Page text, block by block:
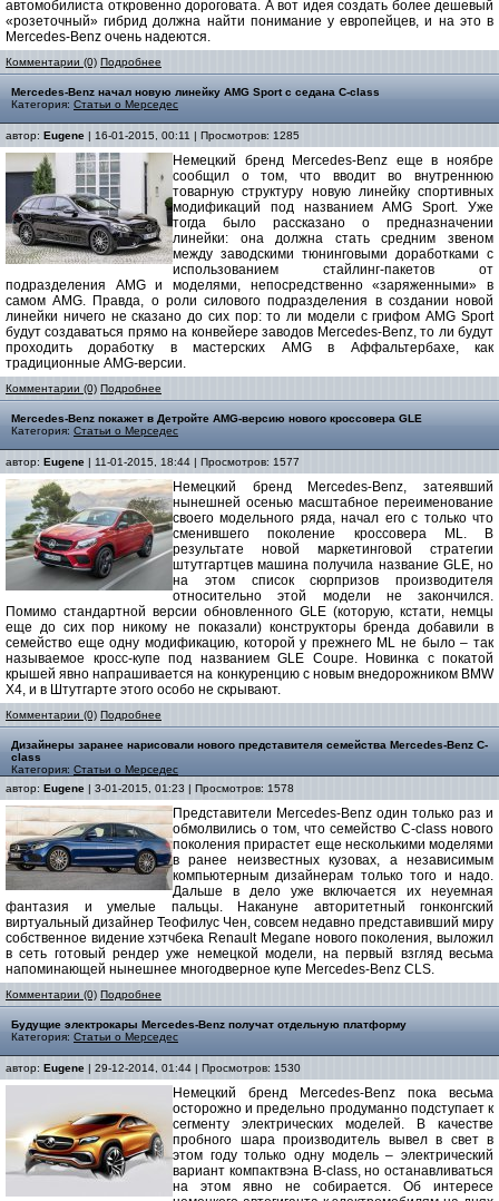
автомобилиста откровенно дороговата. А вот идея создать более дешевый
«розеточный» гибрид должна найти понимание у европейцев, и на это в
Mercedes-Benz очень надеются.
Комментарии (0) Подробнее
Mercedes-Benz начал новую линейку AMG Sport с седана C-class
Категория: Статьи о Мерседес
автор: Eugene | 16-01-2015, 00:11 | Просмотров: 1285
Немецкий бренд Mercedes-Benz еще в ноябре
сообщил о том, что вводит во внутреннюю
товарную структуру новую линейку спортивных
модификаций под названием AMG Sport. Уже
тогда было рассказано о предназначении
линейки: она должна стать средним звеном
между заводскими тюнинговыми доработками с
использованием стайлинг-пакетов от
подразделения AMG и моделями, непосредственно «заряженными» в
самом AMG. Правда, о роли силового подразделения в создании новой
линейки ничего не сказано до сих пор: то ли модели с грифом AMG Sport
будут создаваться прямо на конвейере заводов Mercedes-Benz, то ли будут
проходить доработку в мастерских AMG в Аффальтербахе, как
традиционные AMG-версии.
Комментарии (0) Подробнее
Mercedes-Benz покажет в Детройте AMG-версию нового кроссовера GLE
Категория: Статьи о Мерседес
автор: Eugene | 11-01-2015, 18:44 | Просмотров: 1577
Немецкий бренд Mercedes-Benz, затеявший
нынешней осенью масштабное переименование
своего модельного ряда, начал его с только что
сменившего поколение кроссовера ML. В
результате новой маркетинговой стратегии
штутгартцев машина получила название GLE, но
на этом список сюрпризов производителя
относительно этой модели не закончился.
Помимо стандартной версии обновленного GLE (которую, кстати, немцы
еще до сих пор никому не показали) конструкторы бренда добавили в
семейство еще одну модификацию, которой у прежнего ML не было – так
называемое кросс-купе под названием GLE Coupe. Новинка с покатой
крышей явно напрашивается на конкуренцию с новым внедорожником BMW
X4, и в Штутгарте этого особо не скрывают.
Комментарии (0) Подробнее
Дизайнеры заранее нарисовали нового представителя семейства Mercedes-Benz C-
class
Категория: Статьи о Мерседес
автор: Eugene | 3-01-2015, 01:23 | Просмотров: 1578
Представители Mercedes-Benz один только раз и
обмолвились о том, что семейство C-class нового
поколения прирастет еще несколькими моделями
в ранее неизвестных кузовах, а независимым
компьютерным дизайнерам только того и надо.
Дальше в дело уже включается их неуемная
фантазия и умелые пальцы. Накануне авторитетный гонконгский
виртуальный дизайнер Теофилус Чен, совсем недавно представивший миру
собственное видение хэтчбека Renault Megane нового поколения, выложил
в сеть готовый рендер уже немецкой модели, на первый взгляд весьма
напоминающей нынешнее многодверное купе Mercedes-Benz CLS.
Комментарии (0) Подробнее
Будущие электрокары Mercedes-Benz получат отдельную платформу
Категория: Статьи о Мерседес
автор: Eugene | 29-12-2014, 01:44 | Просмотров: 1530
Немецкий бренд Mercedes-Benz пока весьма
осторожно и предельно продуманно подступает к
сегменту электрических моделей. В качестве
пробного шара производитель вывел в свет в
этом году только одну модель – электрический
вариант компактвэна B-class, но останавливаться
на этом явно не собирается. Об интересе